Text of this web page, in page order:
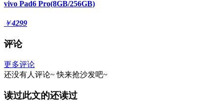
vivo Pad6 Pro(8GB/256GB)
￥4299
评论
更多评论
还没有人评论~ 快来抢沙发吧~
读过此文的还读过